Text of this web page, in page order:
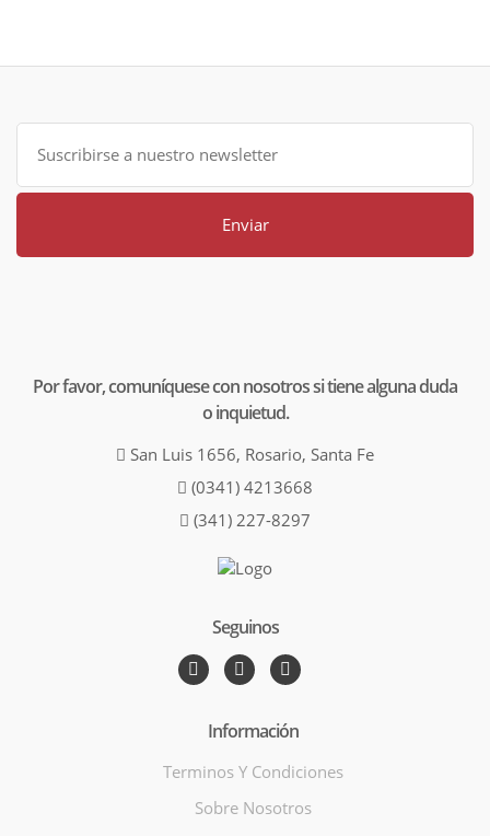
Enviar
Por favor, comuníquese con nosotros si tiene alguna duda
o inquietud.
San Luis 1656, Rosario, Santa Fe
(0341) 4213668
(341) 227-8297
Seguinos
Información
Terminos Y Condiciones
Sobre Nosotros